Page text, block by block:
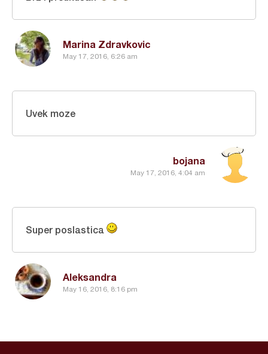
Marina Zdravkovic
May 17, 2016, 6:26 am
bojana
May 17, 2016, 4:04 am
Uvek moze
Aleksandra
May 16, 2016, 8:16 pm
Super poslastica